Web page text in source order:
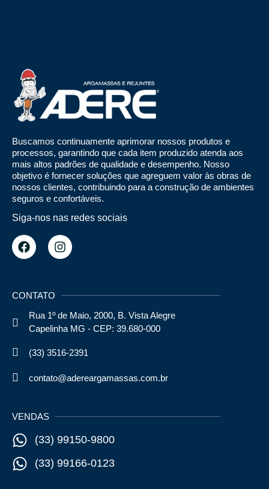
Buscamos continuamente aprimorar nossos produtos e
processos, garantindo que cada item produzido atenda aos
mais altos padrões de qualidade e desempenho. Nosso
objetivo é fornecer soluções que agreguem valor às obras de
nossos clientes, contribuindo para a construção de ambientes
seguros e confortáveis.
Siga-nos nas redes sociais
CONTATO
Rua 1º de Maio, 2000, B. Vista Alegre
Capelinha MG - CEP: 39.680-000
(33) 3516-2391
contato@adereargamassas.com.br
VENDAS
(33) 99150-9800
(33) 99166-0123